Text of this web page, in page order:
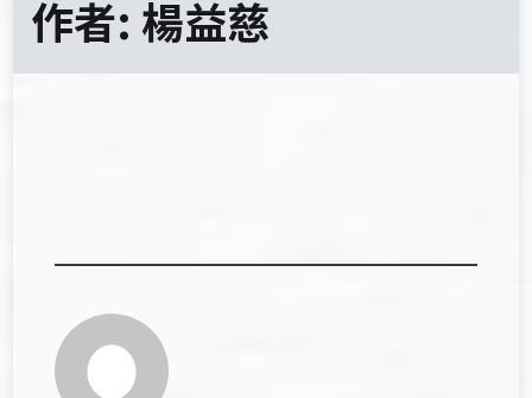
作者: 楊益慈